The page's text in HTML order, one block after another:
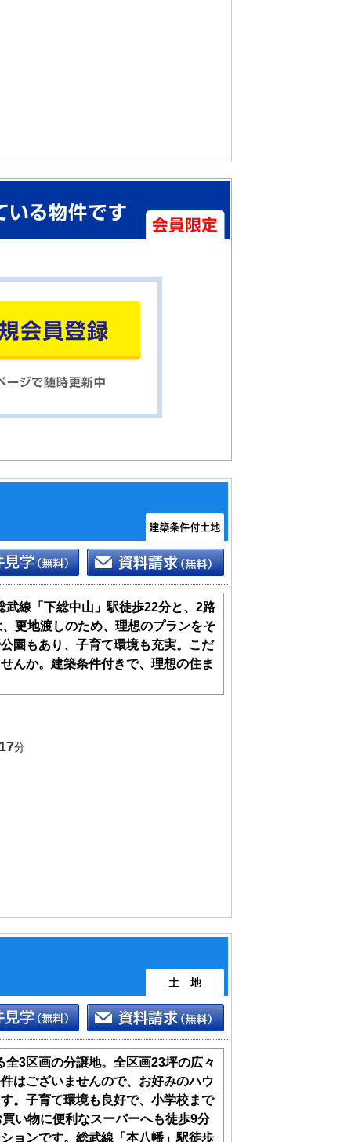
線「下総中山」駅徒歩22分と、2路
更地渡しのため、理想のプランをそ
園もあり、子育て環境も充実。こだ
んか。建築条件付きで、理想の住ま
分
3区画の分譲地。全区画23坪の広々
はございませんので、お好みのハウ
。子育て環境も良好で、小学校まで
い物に便利なスーパーへも徒歩9分
ョンです。総武線「本八幡」駅徒歩